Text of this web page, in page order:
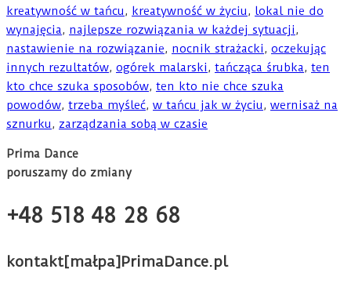
kreatywność w tańcu, kreatywność w życiu, lokal nie do
wynajęcia, najlepsze rozwiązania w każdej sytuacji,
nastawienie na rozwiązanie, nocnik strażacki, oczekując
innych rezultatów, ogórek malarski, tańcząca śrubka, ten
kto chce szuka sposobów, ten kto nie chce szuka
powodów, trzeba myśleć, w tańcu jak w życiu, wernisaż na
sznurku, zarządzania sobą w czasie
Prima Dance
poruszamy do zmiany
+48 518 48 28 68
kontakt[małpa]PrimaDance.pl